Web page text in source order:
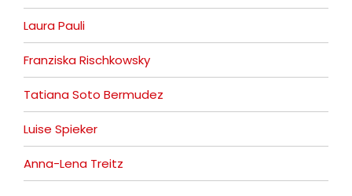
Laura Pauli
Franziska Rischkowsky
Tatiana Soto Bermudez
Luise Spieker
Anna-Lena Treitz